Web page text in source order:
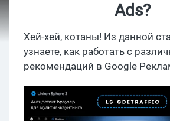
Ads?
Хей-хей, котаны! Из данной
узнаете, как работать с
рекомендаций в Google